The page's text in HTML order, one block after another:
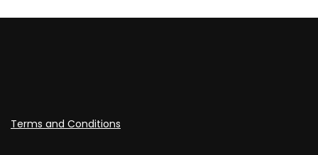
Terms and Conditions